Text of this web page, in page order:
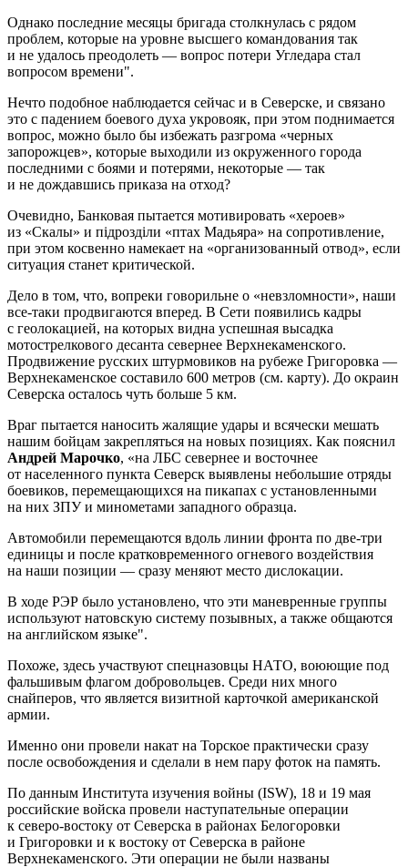
Однако последние месяцы бригада столкнулась с рядом
проблем, которые на уровне высшего командования так
и не удалось преодолеть — вопрос потери Угледара стал
вопросом времени".
Нечто подобное наблюдается сейчас и в Северске, и связано
это с падением боевого духа укровояк, при этом поднимается
вопрос, можно было бы избежать разгрома «черных
запорожцев», которые выходили из окруженного города
последними с боями и потерями, некоторые — так
и не дождавшись приказа на отход?
Очевидно, Банковая пытается мотивировать «хероев»
из «Скалы» и пiдроздiли «птах Мадьяра» на сопротивление,
при этом косвенно намекает на «организованный отвод», если
ситуация станет критической.
Дело в том, что, вопреки говорильне о «невзломности», наши
все-таки продвигаются вперед. В Сети появились кадры
с геолокацией, на которых видна успешная высадка
мотострелкового десанта севернее Верхнекаменского.
Продвижение русских штурмовиков на рубеже Григоровка —
Верхнекаменское составило 600 метров (см. карту). До окраин
Северска осталось чуть больше 5 км.
Враг пытается наносить жалящие удары и всячески мешать
нашим бойцам закрепляться на новых позициях. Как пояснил
Андрей Марочко, «на ЛБС севернее и восточнее
от населенного пункта Северск выявлены небольшие отряды
боевиков, перемещающихся на пикапах с установленными
на них ЗПУ и минометами западного образца.
Автомобили перемещаются вдоль линии фронта по две-три
единицы и после кратковременного огневого воздействия
на наши позиции — сразу меняют место дислокации.
В ходе РЭР было установлено, что эти маневренные группы
используют натовскую систему позывных, а также общаются
на английском языке".
Похоже, здесь участвуют спецназовцы НАТО, воюющие под
фальшивым флагом добровольцев. Среди них много
снайперов, что является визитной карточкой американской
армии.
Именно они провели накат на Торское практически сразу
после освобождения и сделали в нем пару фоток на память.
По данным Института изучения войны (ISW), 18 и 19 мая
российские войска провели наступательные операции
к северо-востоку от Северска в районах Белогоровки
и Григоровки и к востоку от Северска в районе
Верхнекаменского. Эти операции не были названы